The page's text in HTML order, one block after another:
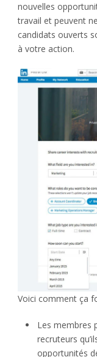
nouvelles
travail et peuvent
candidats ouverts
à votre action.
Voici comment ça
Les membres
recruteurs
opportunités